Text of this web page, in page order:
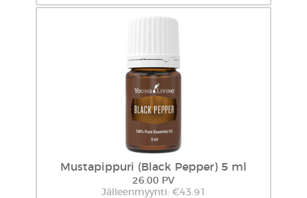
Mustapippuri (Black Pepper) 5 ml
26.00 PV
Jälleenmyynti: €43.91